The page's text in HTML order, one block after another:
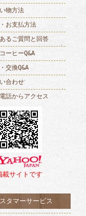
物方法
お支払方法
るご質問と回答
ーヒーQ&A
交換Q&A
合わせ
話からアクセス
載サイトです
タマーサービス